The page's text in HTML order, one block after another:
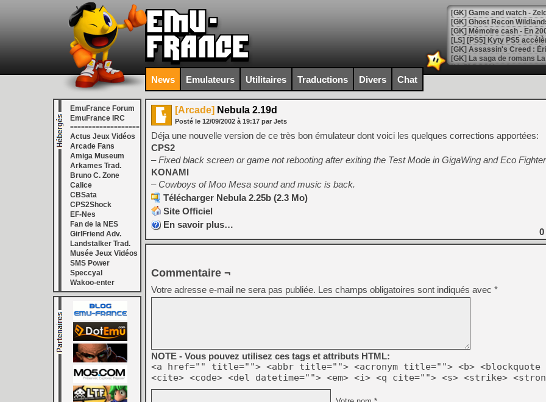
[Mo5] DOOM arrive en
[GK] Bethesda fête les 30
[GK] Roblox : l'action en
[GK] Agenda - GeForce
[GK] Devolver Digital en a
[LS] [PS5] ps5-y2jb-
[GK] Pourquoi Marvel
[GK] Test : Restory : Chill
[GK] GTA 6 : Rockstar
[GK] Hot Wheels Infinite
[GK] Mémoire cash -
[GK] Résultats Nintendo :
[GK] Déjà des
[Mo5] Brickboy cherche à
[GK] Minecraft et ses «
[GK] Beast of
[GK] Ubisoft : fin de partie
[GK] Mémoire cash -
[GK] Dan Houser (GTA)
[GK] Comment EA Sports
[GK] Crimson Moon : un
[GK] Isle of Reveries : le
[GK] Moonlighter 2 : The
[GK] Capcom relance
[Mo5] Deux inédits du
News Emulateurs Utilitaires Traductions Divers Chat
EmuFrance Forum
EmuFrance IRC
===================
Actus Jeux Vidéos
Arcade Fans
Amiga Museum
Arkames Trad.
Bruno C. Zone
Calice
CBSata
CPS2Shock
EF-Nes
Fan de la NES
GirlFriend Adv.
Landstalker Trad.
Musée Jeux Vidéos
SMS Power
Speccyal
Wakoo-enter
[Arcade] Nebula 2.19d
Posté le 12/09/2002 à 19:17 par Jets
Déja une nouvelle version de ce très bon émulateur dont voici les quelques corrections apportées:
CPS2
– Fixed black screen or game not rebooting after exiting the Test Mode in GigaWing and Eco
KONAMI
– Cowboys of Moo Mesa sound and music is back.
Télécharger Nebula 2.25b (2.3 Mo)
Site Officiel
En savoir plus…
0
Commentaire ¬
Votre adresse e-mail ne sera pas publiée. Les champs obligatoires sont indiqués avec *
NOTE - Vous pouvez utilisez ces tags et attributs HTML:
<a href="" title=""> <abbr title=""> <acronym title=""> <b> <blockquote
<cite> <code> <del datetime=""> <em> <i> <q cite=""> <s> <strike>